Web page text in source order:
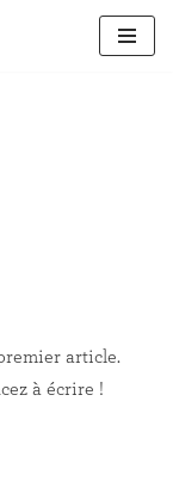
article.
à écrire !